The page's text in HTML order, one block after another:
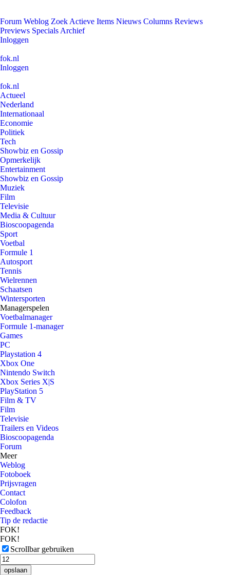
Forum Weblog Zoek Actieve Items Nieuws Columns Reviews
Previews Specials Archief
Inloggen
fok.nl
Inloggen
fok.nl
Actueel
Nederland
Internationaal
Economie
Politiek
Tech
Showbiz en Gossip
Opmerkelijk
Entertainment
Showbiz en Gossip
Muziek
Film
Televisie
Media & Cultuur
Bioscoopagenda
Sport
Voetbal
Formule 1
Autosport
Tennis
Wielrennen
Schaatsen
Wintersporten
Managerspelen
Voetbalmanager
Formule 1-manager
Games
PC
Playstation 4
Xbox One
Nintendo Switch
Xbox Series X|S
PlayStation 5
Film & TV
Film
Televisie
Trailers en Videos
Bioscoopagenda
Forum
Meer
Weblog
Fotoboek
Prijsvragen
Contact
Colofon
Feedback
Tip de redactie
FOK!
FOK!
Scrollbar gebruiken
opslaan